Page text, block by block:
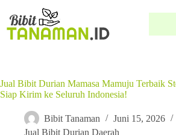
Jual Bibit Durian Mamasa Mamuju Terbaik
Siap Kirim ke Seluruh Indonesia!
Bibit Tanaman
Juni 15, 2026
Jual Bibit Durian Daerah